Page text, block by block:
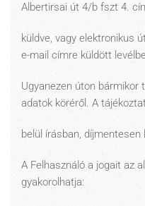
Albertirsai út 4/b fszt 4.
küldve, vagy elektronikus
e-mail címre küldött
Ugyanezen úton
adatok köréről. A
belül írásban, díjmentesen
A Felhasználó a jogait az
gyakorolhatja: